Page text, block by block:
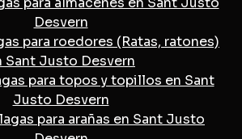
Desvern
para roedores (Ratas, ratones)
Sant Justo Desvern
para topos y topillos en Sant
Justo Desvern
para arañas en Sant Justo